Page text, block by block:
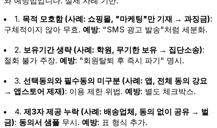
1. 목적 모호함 (사례: 쇼핑몰, "마케팅"만 기재 → 과징금):
구체적이지 않아 무효. 예방: "SMS 광고 발송"처럼 세분화.
2. 보유기간 생략 (사례: 학원, 무기한 보유 → 집단소송):
철회 불가 주장. 예방: "회원탈퇴 후 즉시 파기" 명시.
3. 선택동의와 필수동의 미구분 (사례: 앱, 전체 동의 강요
→ 앱스토어 제재): 이용 제한 위법. 예방: 별도 체크박스.
4. 제3자 제공 누락 (사례: 배송업체, 동의 없이 공유 → 벌
금): 동의서 샘플 무시. 예방: 표 형식 추가.